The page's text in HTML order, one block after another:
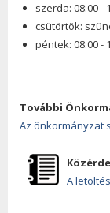
szerda: 08:00 -
csütörtök:
péntek: 08:00 -
További
Az önkormányzat
A